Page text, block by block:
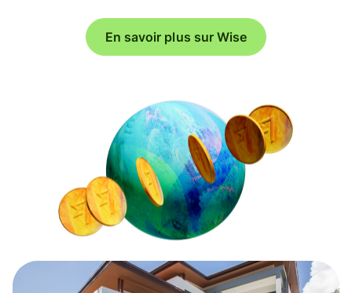
En savoir plus sur Wise